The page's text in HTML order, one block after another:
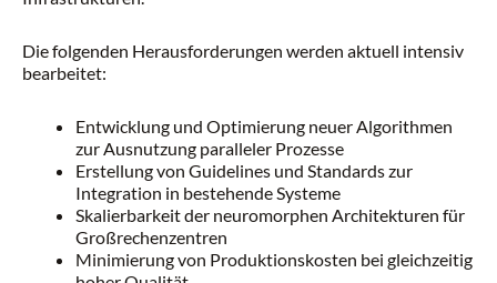
Die folgenden Herausforderungen werden aktuell intensiv
bearbeitet:
Entwicklung und Optimierung neuer Algorithmen
zur Ausnutzung paralleler Prozesse
Erstellung von Guidelines und Standards zur
Integration in bestehende Systeme
Skalierbarkeit der neuromorphen Architekturen für
Großrechenzentren
Minimierung von Produktionskosten bei gleichzeitig